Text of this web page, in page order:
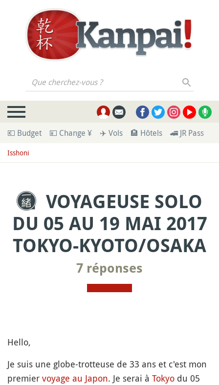
Que cherchez-vous ?
💶 Budget 💴 Change ¥ ✈️ Vols 🏨 Hôtels 🚄 JR Pass
Isshoni
VOYAGEUSE SOLO
DU 05 AU 19 MAI 2017
TOKYO-KYOTO/OSAKA
7 réponses
Hello,
Je suis une globe-trotteuse de 33 ans et c'est mon
premier voyage au Japon. Je serai à Tokyo du 05